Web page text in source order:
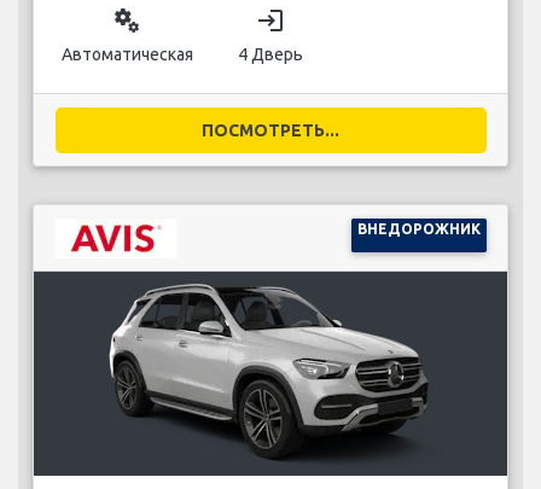
miscellaneous_services
Автоматическая
login
4 Дверь
ПОСМОТРЕТЬ...
ВНЕДОРОЖНИК